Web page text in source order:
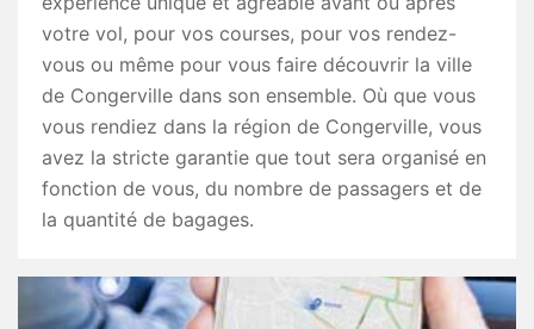
votre vol, pour vos courses, pour vos rendez-
vous ou même pour vous faire découvrir la ville
de Congerville dans son ensemble. Où que vous
vous rendiez dans la région de Congerville, vous
avez la stricte garantie que tout sera organisé en
fonction de vous, du nombre de passagers et de
la quantité de bagages.